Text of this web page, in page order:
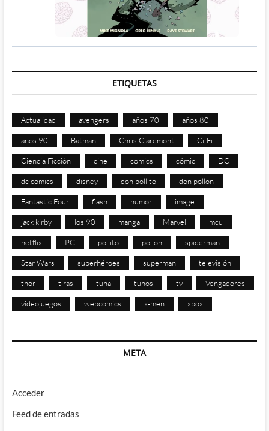
ETIQUETAS
Actualidad avengers años 70 años 80
años 90 Batman Chris Claremont Ci-Fi
Ciencia Ficción cine comics cómic DC
dc comics disney don pollito don pollon
Fantastic Four flash humor image
jack kirby los 90 manga Marvel mcu
netflix PC pollito pollon spiderman
Star Wars superhéroes superman televisión
thor tiras tuna tunos tv Vengadores
videojuegos webcomics x-men xbox
META
Acceder
Feed de entradas